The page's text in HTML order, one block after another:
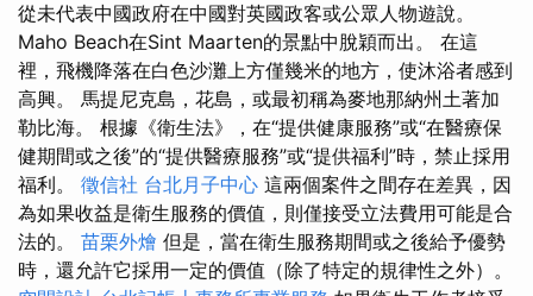
從未代表中國政府在中國對英國政客或公眾人物遊說。
Maho Beach在Sint Maarten的景點中脫穎而出。 在這
裡，飛機降落在白色沙灘上方僅幾米的地方，使沐浴者感到
高興。 馬提尼克島，花島，或最初稱為麥地那納州土著加
勒比海。 根據《衛生法》，在“提供健康服務”或“在醫療保
健期間或之後”的“提供醫療服務”或“提供福利”時，禁止採用
福利。 徵信社 台北月子中心 這兩個案件之間存在差異，因
為如果收益是衛生服務的價值，則僅接受立法費用可能是合
法的。 苗栗外燴 但是，當在衛生服務期間或之後給予優勢
時，還允許它採用一定的價值（除了特定的規律性之外）。